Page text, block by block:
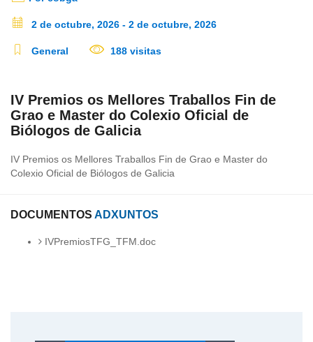
2 de octubre, 2026 - 2 de octubre, 2026
General 188 visitas
IV Premios os Mellores Traballos Fin de
Grao e Master do Colexio Oficial de
Biólogos de Galicia
IV Premios os Mellores Traballos Fin de Grao e Master do
Colexio Oficial de Biólogos de Galicia
DOCUMENTOS ADXUNTOS
IVPremiosTFG_TFM.doc